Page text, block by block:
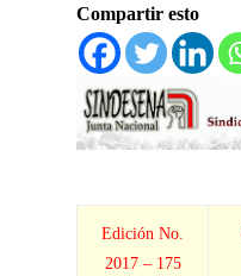
Compartir esto
Edición No.
2017 – 175